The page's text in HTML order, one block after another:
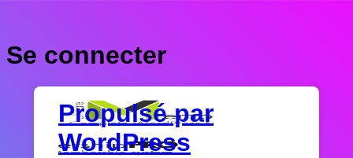
Se connecter
Propulsé par
WordPress